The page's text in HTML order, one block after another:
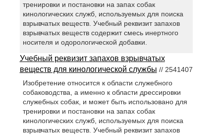
тренировки и постановки на запах собак
кинологических служб, используемых для поиска
взрывчатых веществ. Учебный реквизит запахов
взрывчатых веществ содержит смесь инертного
носителя и одорологической добавки.
Учебный реквизит запахов взрывчатых
веществ для кинологической службы // 2541407
Изобретение относится к области служебного
собаководства, а именно к области дрессировки
служебных собак, и может быть использовано для
тренировки и постановки на запах собак
кинологических служб, используемых для поиска
взрывчатых веществ. Учебный реквизит запахов